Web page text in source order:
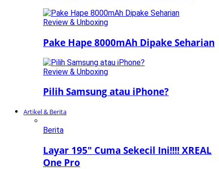
Review & Unboxing
Pake Hape 8000mAh Dipake Seharian
Review & Unboxing
Pilih Samsung atau iPhone?
Artikel & Berita
Berita
Layar 195″ Cuma Sekecil Ini!!!! XREAL
One Pro